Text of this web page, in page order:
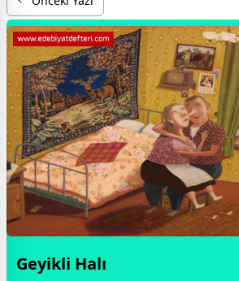
Geyikli Halı